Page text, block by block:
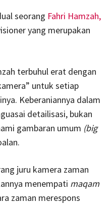
seorang Fahri Hamzah,
yang merupakan
terbuhul erat dengan
untuk setiap
Keberaniannya dalam
detailisasi, bukan
gambaran umum (big
juru kamera zaman
menempati maqam
zaman merespons